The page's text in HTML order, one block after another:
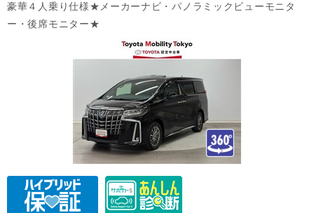
豪華４人乗り仕様★メーカーナビ・パノラミックビューモニタ
ー・後席モニター★